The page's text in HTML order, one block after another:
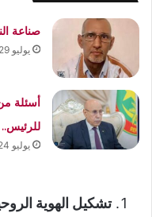
صناعة
يوليو 29, 2026
أسئلة
للرئيس..
يوليو 24, 2026
تشكيل الهوية